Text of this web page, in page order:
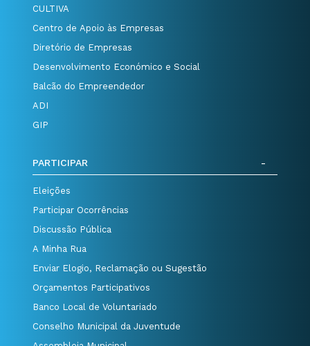
CULTIVA
Centro de Apoio às Empresas
Diretório de Empresas
Desenvolvimento Económico e Social
Balcão do Empreendedor
ADI
GIP
PARTICIPAR
Eleições
Participar Ocorrências
Discussão Pública
A Minha Rua
Enviar Elogio, Reclamação ou Sugestão
Orçamentos Participativos
Banco Local de Voluntariado
Conselho Municipal da Juventude